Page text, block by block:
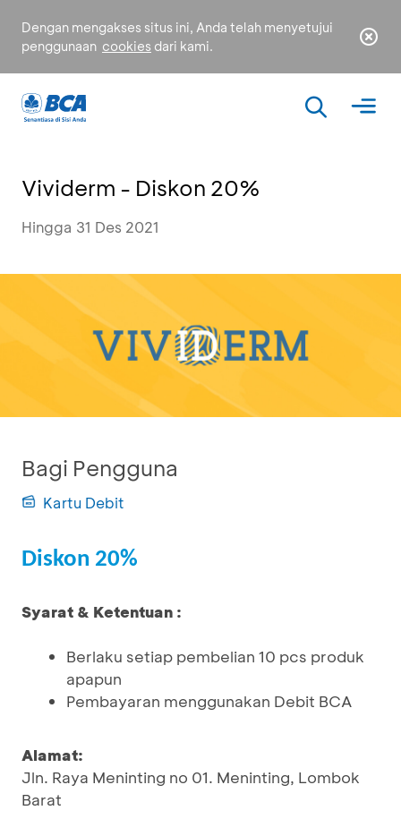
Dengan mengakses situs ini, Anda telah menyetujui
penggunaan cookies dari kami.
Vividerm - Diskon 20%
Hingga 31 Des 2021
Bagi Pengguna
Kartu Debit
Diskon 20%
Syarat & Ketentuan :
Berlaku setiap pembelian 10 pcs produk
apapun
Pembayaran menggunakan Debit BCA
Alamat:
Jln. Raya Meninting no 01. Meninting, Lombok
Barat